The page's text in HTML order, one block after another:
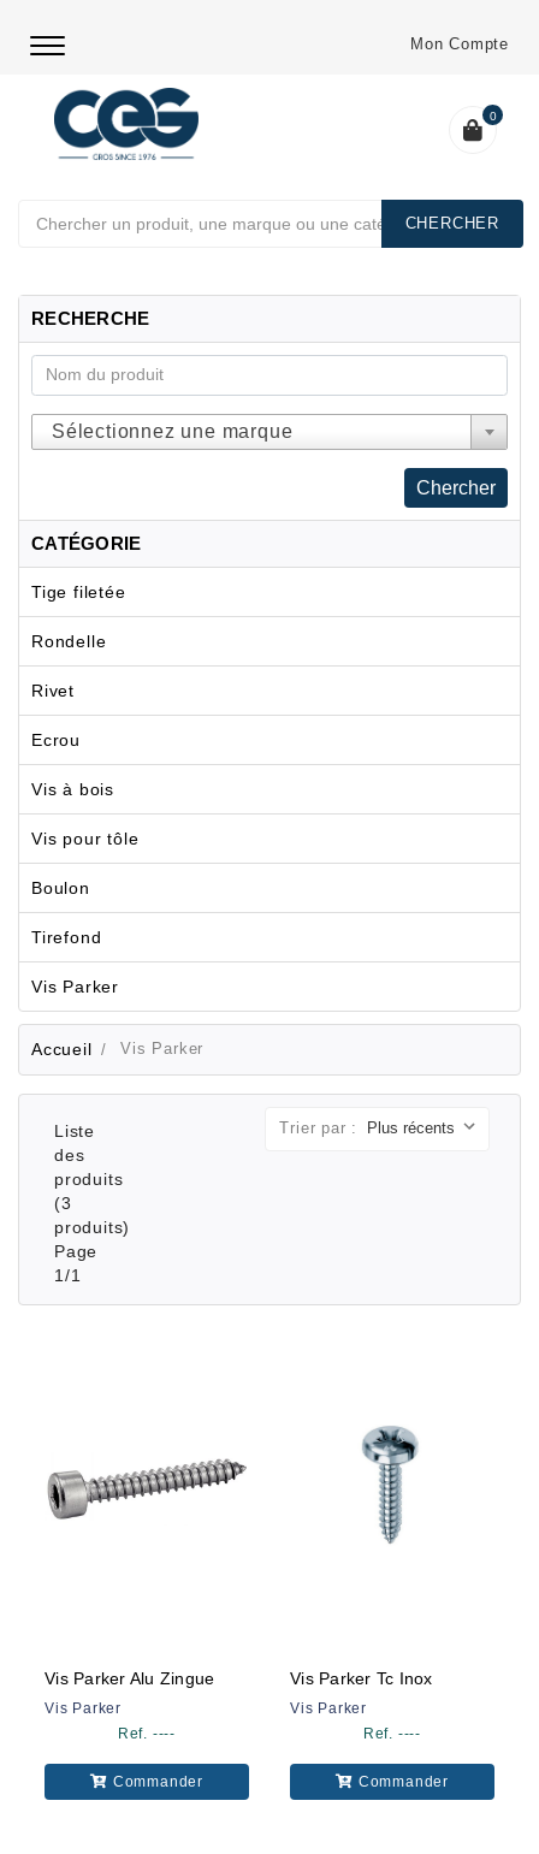
Mon Compte
0
RECHERCHE
Sélectionnez une marque
CATÉGORIE
Tige filetée
Rondelle
Rivet
Ecrou
Vis à bois
Vis pour tôle
Boulon
Tirefond
Vis Parker
Accueil Vis Parker
Liste
des
produits
(3
produits)
Page
1/1
Trier par :
Vis Parker Alu Zingue
Vis Parker
Ref. ----
Commander
Vis Parker Tc Inox
Vis Parker
Ref. ----
Commander